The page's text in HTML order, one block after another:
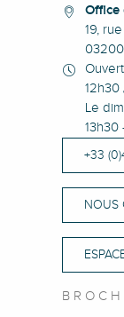
Office
19,
12h30
Le
13h30
+33
NOUS